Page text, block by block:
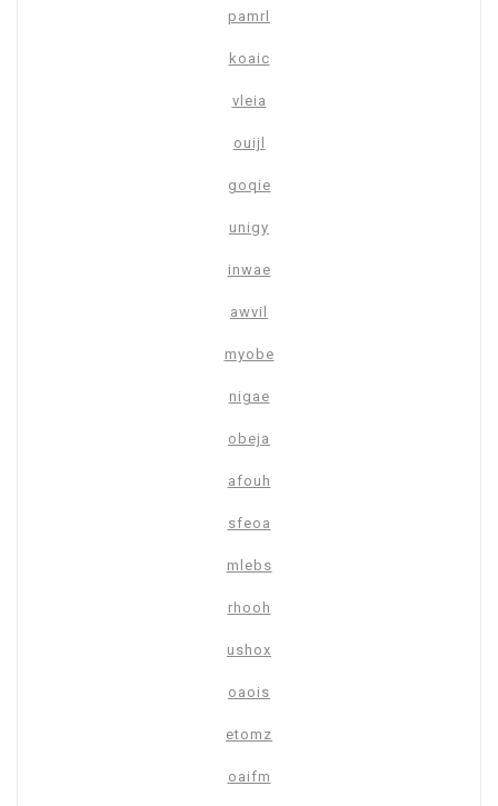
pamrl
koaic
vleia
ouijl
goqie
unigy
inwae
awvil
myobe
nigae
obeja
afouh
sfeoa
mlebs
rhooh
ushox
oaois
etomz
oaifm